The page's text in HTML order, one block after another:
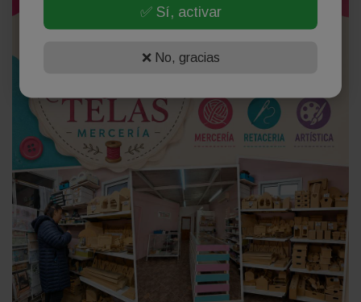
✅ Sí, activar
❌ No, gracias